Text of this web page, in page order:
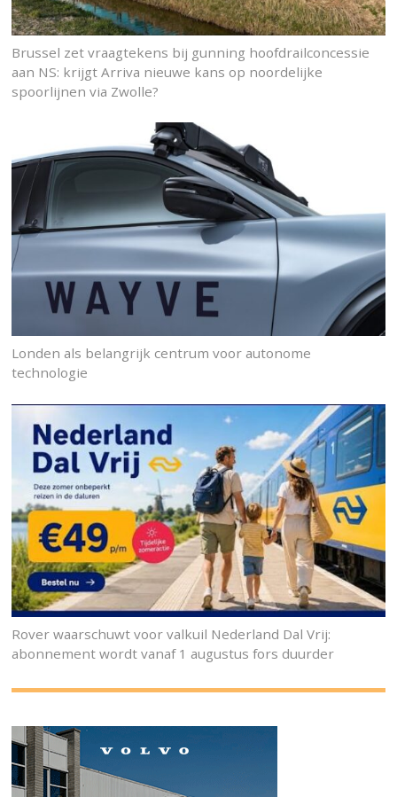
Brussel zet vraagtekens bij gunning hoofdrailconcessie
aan NS: krijgt Arriva nieuwe kans op noordelijke
spoorlijnen via Zwolle?
Londen als belangrijk centrum voor autonome
technologie
Rover waarschuwt voor valkuil Nederland Dal Vrij:
abonnement wordt vanaf 1 augustus fors duurder